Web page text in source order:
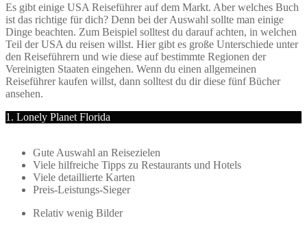
Es gibt einige USA Reiseführer auf dem Markt. Aber welches Buch
ist das richtige für dich? Denn bei der Auswahl sollte man einige
Dinge beachten. Zum Beispiel solltest du darauf achten, in welchen
Teil der USA du reisen willst. Hier gibt es große Unterschiede unter
den Reiseführern und wie diese auf bestimmte Regionen der
Vereinigten Staaten eingehen. Wenn du einen allgemeinen
Reiseführer kaufen willst, dann solltest du dir diese fünf Bücher
ansehen.
1. Lonely Planet Florida
Gute Auswahl an Reisezielen
Viele hilfreiche Tipps zu Restaurants und Hotels
Viele detaillierte Karten
Preis-Leistungs-Sieger
Relativ wenig Bilder